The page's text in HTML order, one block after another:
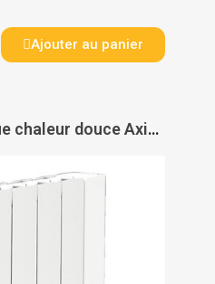
Ajouter au panier
Radiateur électrique chaleur douce Axino digital horizontal - INTUIS